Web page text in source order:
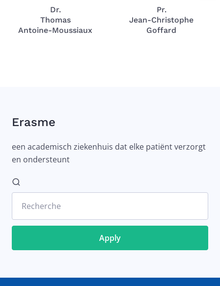
Dr.
Thomas
Antoine-Moussiaux
Pr.
Jean-Christophe
Goffard
Erasme
een academisch ziekenhuis dat elke patiënt verzorgt
en ondersteunt
Recherche